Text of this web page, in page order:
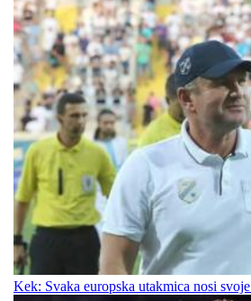
Kek: Svaka europska utakmica nosi